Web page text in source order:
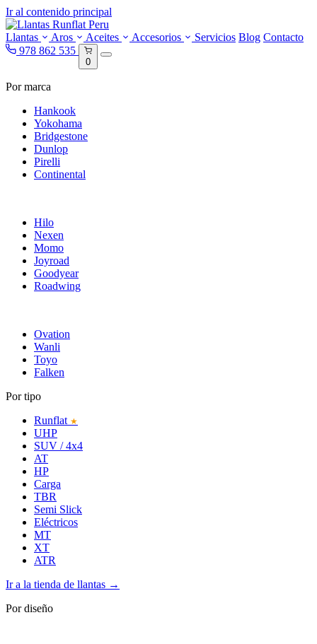
Ir al contenido principal
Llantas Aros Aceites Accesorios Servicios Blog Contacto
978 862 535
0
Por marca
Hankook
Yokohama
Bridgestone
Dunlop
Pirelli
Continental
Hilo
Nexen
Momo
Joyroad
Goodyear
Roadwing
Ovation
Wanli
Toyo
Falken
Por tipo
Runflat ★
UHP
SUV / 4x4
AT
HP
Carga
TBR
Semi Slick
Eléctricos
MT
XT
ATR
Ir a la tienda de llantas →
Por diseño